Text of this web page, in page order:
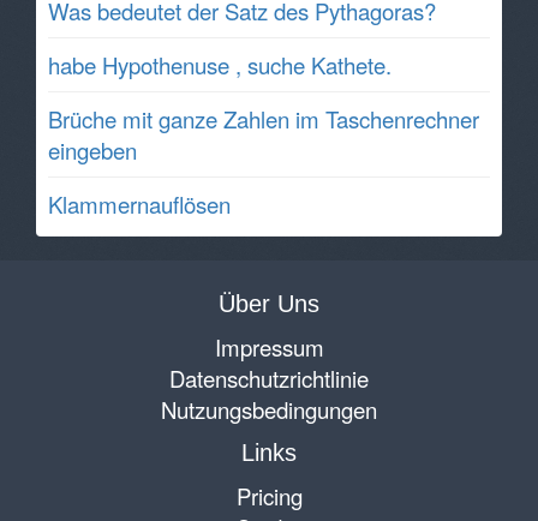
Was bedeutet der Satz des Pythagoras?
habe Hypothenuse , suche Kathete.
Brüche mit ganze Zahlen im Taschenrechner
eingeben
Klammernauflösen
Über Uns
Impressum
Datenschutzrichtlinie
Nutzungsbedingungen
Links
Pricing